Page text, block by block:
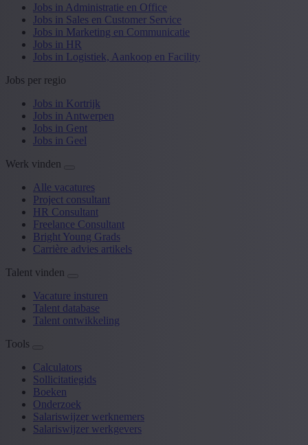
Jobs in Administratie en Office
Jobs in Sales en Customer Service
Jobs in Marketing en Communicatie
Jobs in HR
Jobs in Logistiek, Aankoop en Facility
Jobs per regio
Jobs in Kortrijk
Jobs in Antwerpen
Jobs in Gent
Jobs in Geel
Werk vinden
Alle vacatures
Project consultant
HR Consultant
Freelance Consultant
Bright Young Grads
Carrière advies artikels
Talent vinden
Vacature insturen
Talent database
Talent ontwikkeling
Tools
Calculators
Sollicitatiegids
Boeken
Onderzoek
Salariswijzer werknemers
Salariswijzer werkgevers